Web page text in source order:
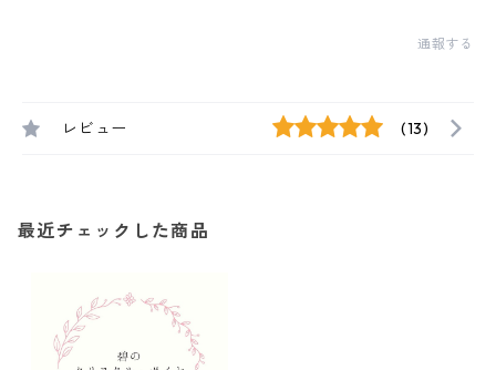
通報する
レビュー (13)
最近チェックした商品